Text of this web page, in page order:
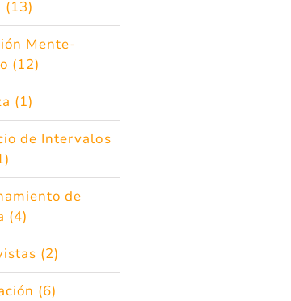
(13)
Mente-
(12)
(1)
de Intervalos
de
(4)
(2)
(6)